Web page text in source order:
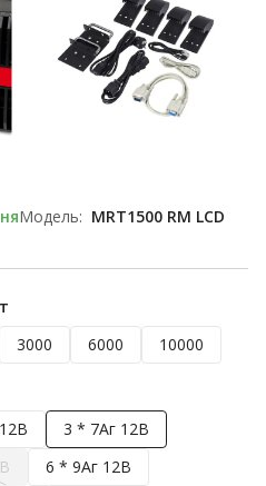
Модель: MRT1500 RM LCD
3000 6000 10000
3 * 7Аг 12В
6 * 9Аг 12В